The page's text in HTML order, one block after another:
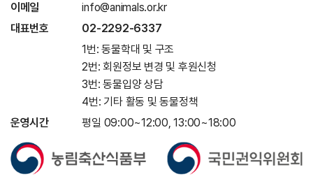
이메일
info@animals.or.kr
대표번호
02-2292-6337
1번: 동물학대 및 구조
2번: 회원정보 변경 및 후원신청
3번: 동물입양 상담
4번: 기타 활동 및 동물정책
운영시간
평일 09:00~12:00, 13:00~18:00